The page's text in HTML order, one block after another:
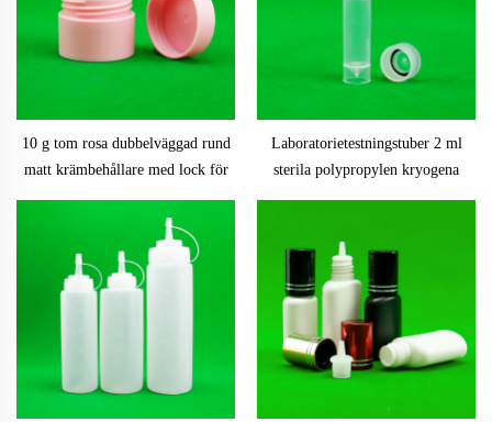
10 g tom rosa dubbelväggad rund
matt krämbehållare med lock för
läppbalsam i pp-
kosmetikaskruvburk
Laboratorietestningstuber 2 ml
sterila polypropylen kryogena
vialer med skruvlådor